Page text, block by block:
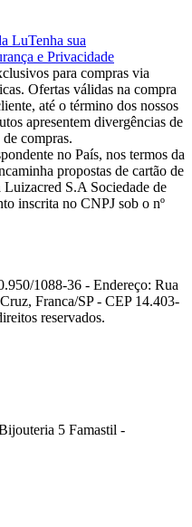
LuTenha sua
e Privacidade
para compras via
Ofertas válidas na compra
até o término dos nossos
apresentem divergências de
compras.
no País, nos termos da
propostas de cartão de
Luizacred S.A Sociedade de
inscrita no CNPJ sob o nº
1088-36 - Endereço: Rua
Franca/SP - CEP 14.403-
reservados.
5 Famastil -